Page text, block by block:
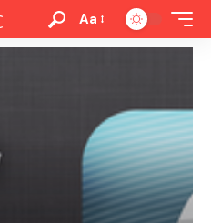
Aa